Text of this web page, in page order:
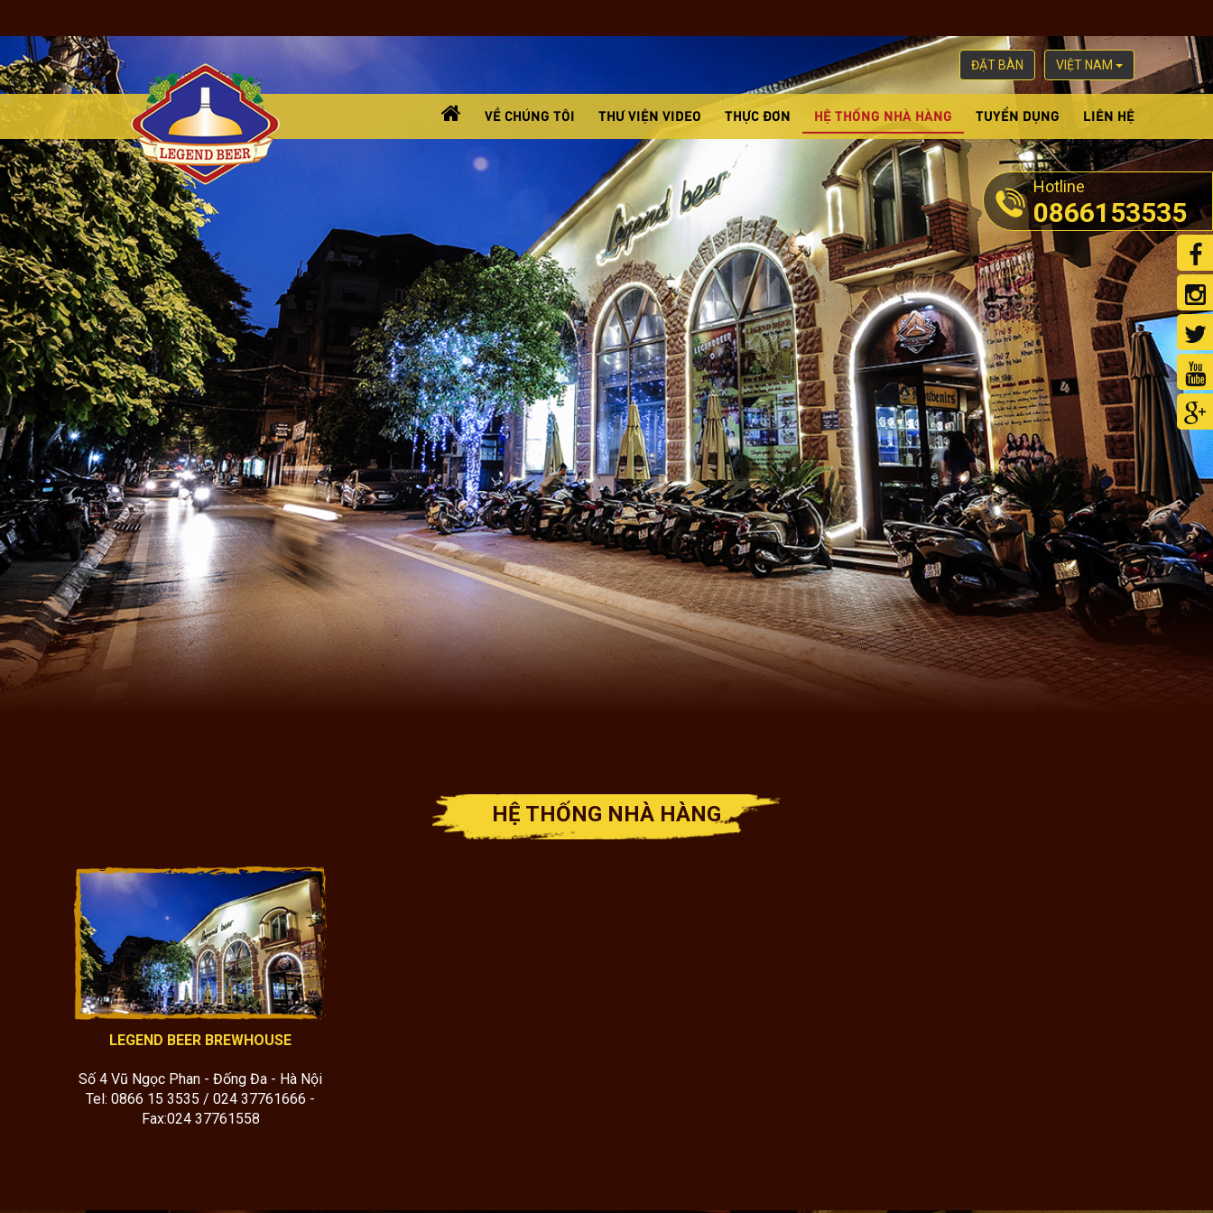
VIỆT NAM
ĐẶT BÀN
VỀ CHÚNG TÔI THƯ VIỆN VIDEO THỰC ĐƠN HỆ THỐNG NHÀ HÀNG TUYỂN DỤNG LIÊN HỆ
HỆ THỐNG NHÀ HÀNG
LEGEND BEER BREWHOUSE
Số 4 Vũ Ngọc Phan - Đống Đa - Hà Nội
Tel: 0866 15 3535 / 024 37761666 -
Fax:024 37761558
Hotline
0866153535